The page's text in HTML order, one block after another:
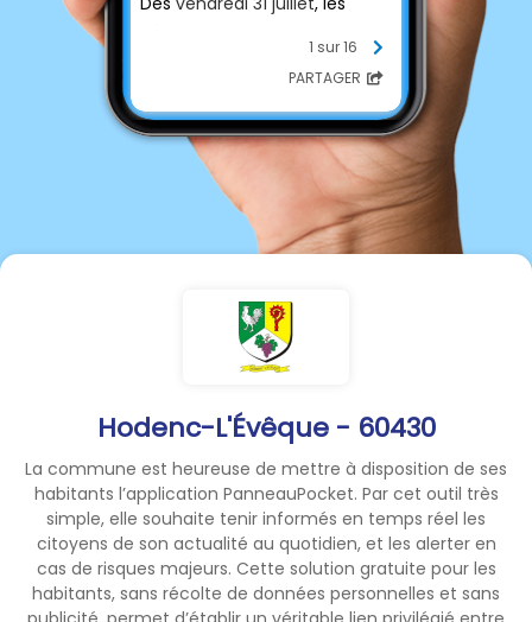
Hodenc-L'Évêque - 60430
La commune est heureuse de mettre à disposition de ses
habitants l’application PanneauPocket. Par cet outil très
simple, elle souhaite tenir informés en temps réel les
citoyens de son actualité au quotidien, et les alerter en
cas de risques majeurs. Cette solution gratuite pour les
habitants, sans récolte de données personnelles et sans
aux horaires habituels (9h -
1 sur 16
PARTAGER